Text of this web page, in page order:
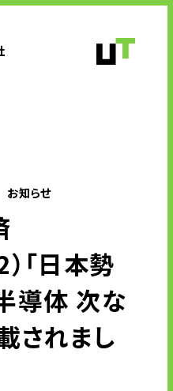
お知らせ
「日本勢
導体 次な
されまし